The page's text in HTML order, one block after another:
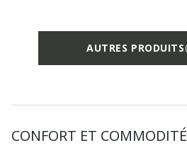
AUTRES PRODUITS
CONFORT ET